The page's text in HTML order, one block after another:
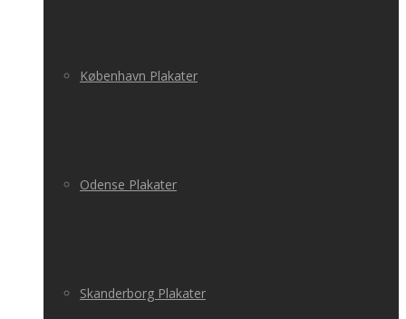
København Plakater
Odense Plakater
Skanderborg Plakater